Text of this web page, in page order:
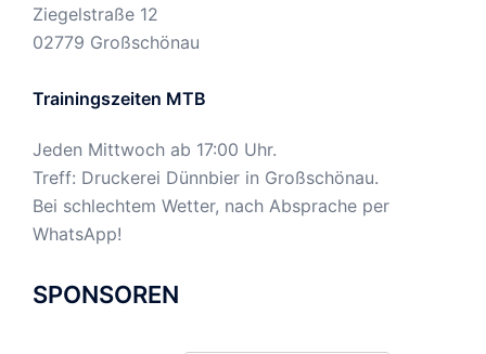
Ziegelstraße 12
02779 Großschönau
Trainingszeiten MTB
Jeden Mittwoch ab 17:00 Uhr.
Treff: Druckerei Dünnbier in Großschönau.
Bei schlechtem Wetter, nach Absprache per
WhatsApp!
SPONSOREN